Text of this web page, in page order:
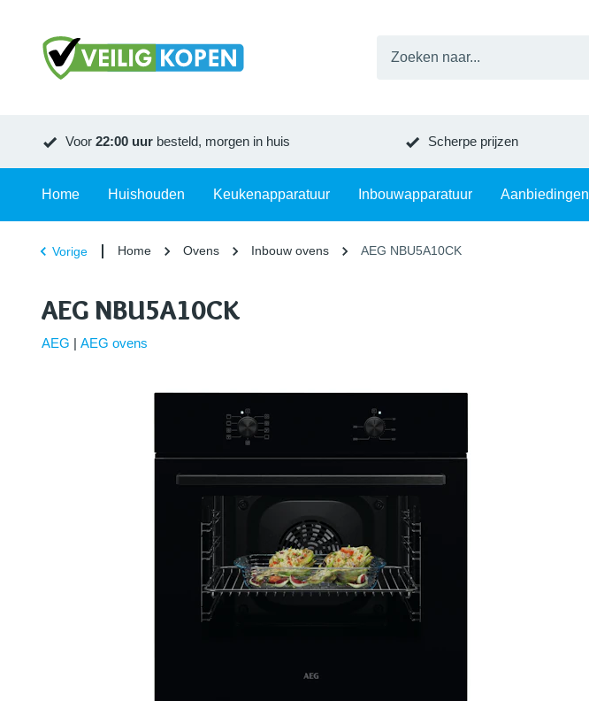
Voor 22:00 uur besteld, morgen in huis Scherpe prijzen
Home Huishouden Keukenapparatuur Inbouwapparatuur Aanbiedingen
Vorige Home Ovens Inbouw ovens AEG NBU5A10CK
AEG NBU5A10CK
AEG | AEG ovens